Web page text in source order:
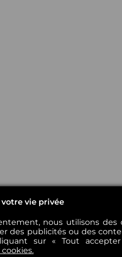
vie privée
nous utilisons
des publicités ou des
sur « Tout